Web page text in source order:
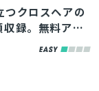
つクロスヘアの
録。無料アセ
Pack』